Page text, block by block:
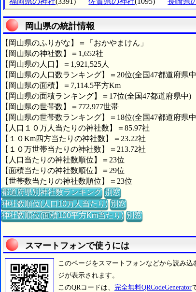
岡山県の統計情報
【岡山県のふりがな】＝「おかやまけん」
【岡山県の神社数】＝1,652社
【岡山県の人口】＝1,921,525人
【岡山県の人口数ランキング】＝20位(全国47都道府県
【岡山県の面積】＝7,114.5平方Km
【岡山県の面積ランキング】＝17位(全国47都道府県中)
【岡山県の世帯数】＝772,977世帯
【岡山県の世帯数ランキング】＝18位(全国47都道府県
【人口１０万人当たりの神社数】＝85.97社
【１０Km四方当たりの神社数】＝23.22社
【１０万世帯当たりの神社数】＝213.72社
【人口当たりの神社数順位】＝23位
【面積当たりの神社数順位】＝29位
【世帯数当たりの神社数順位】＝23位
都道府県別神社数ランキング 別窓
神社数順位(人口10万人当たり) 別窓
神社数順位(面積100平方Km当たり) 別窓
スマートフォンで使うには
このページをスマートフォンなどから読み込
ジが表示されます。
このQRコードは、 完全無料QRCodeGenerator